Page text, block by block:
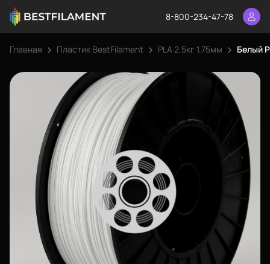
8-800-234-47-78
Главная Пластик BestFilament PLA 2.5кг 1.75мм Белый